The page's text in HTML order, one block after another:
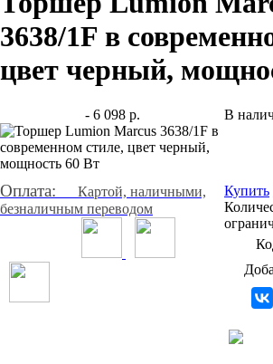
3638/1F в
цвет черный,
- 6 098 р.
Оплата: Картой, наличными,
безналичным переводом
В
Купить